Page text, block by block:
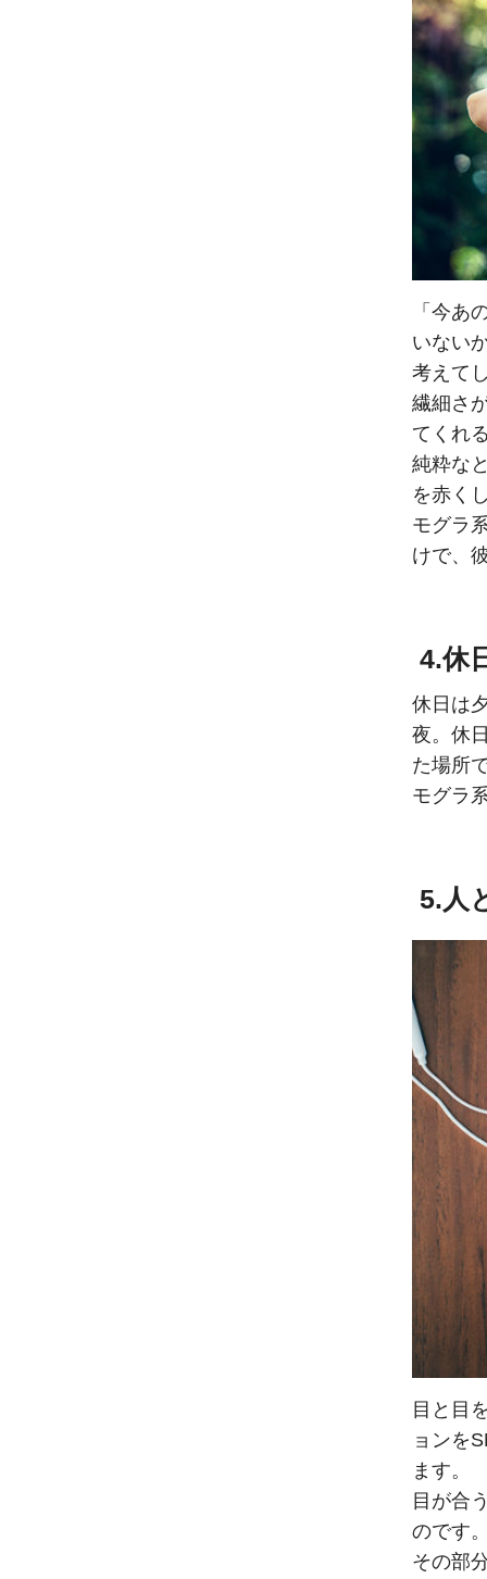
「今あ
いない
考えて
繊細さ
てくれ
純粋な
を赤く
モグラ
けで、
4.休
休日は
夜。休
た場所
モグラ
5.人
目と目
ョンを
ます。
目が合
のです
その部